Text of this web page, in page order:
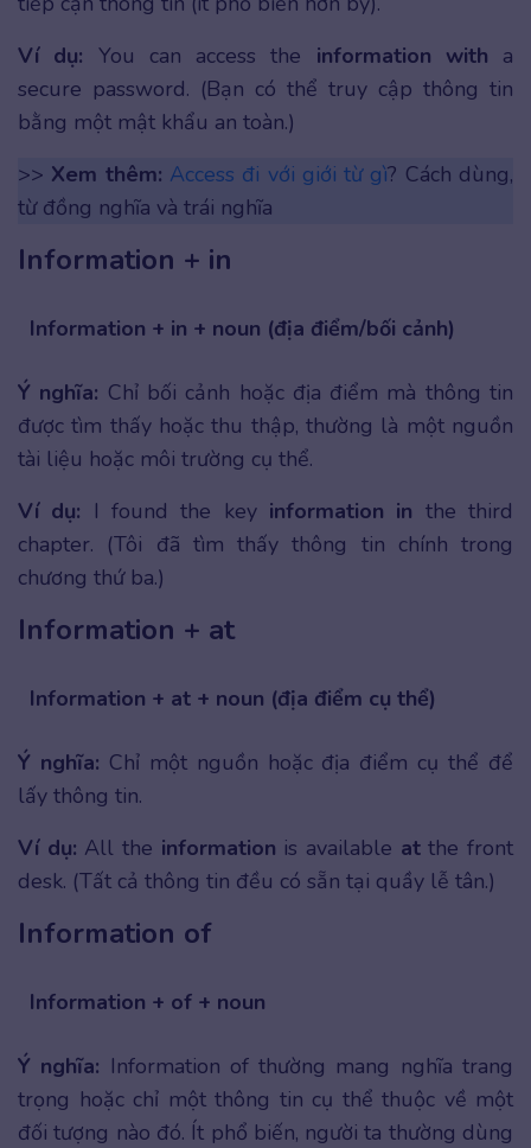
Ví dụ: You can access the information with a
secure password. (Bạn có thể truy cập thông tin
bằng một mật khẩu an toàn.)
>> Xem thêm: Access đi với giới từ gì? Cách dùng,
từ đồng nghĩa và trái nghĩa
Information + in
Information + in + noun (địa điểm/bối cảnh)
Ý nghĩa: Chỉ bối cảnh hoặc địa điểm mà thông tin
được tìm thấy hoặc thu thập, thường là một nguồn
tài liệu hoặc môi trường cụ thể.
Ví dụ: I found the key information in the third
chapter. (Tôi đã tìm thấy thông tin chính trong
chương thứ ba.)
Information + at
Information + at + noun (địa điểm cụ thể)
Ý nghĩa: Chỉ một nguồn hoặc địa điểm cụ thể để
lấy thông tin.
Ví dụ: All the information is available atthe front
desk. (Tất cả thông tin đều có sẵn tại quầy lễ tân.)
Information of
Information + of + noun
Ý nghĩa: Information of thường mang nghĩa trang
trọng hoặc chỉ một thông tin cụ thể thuộc về một
đối tượng nào đó. Ít phổ biến, người ta thường dùng